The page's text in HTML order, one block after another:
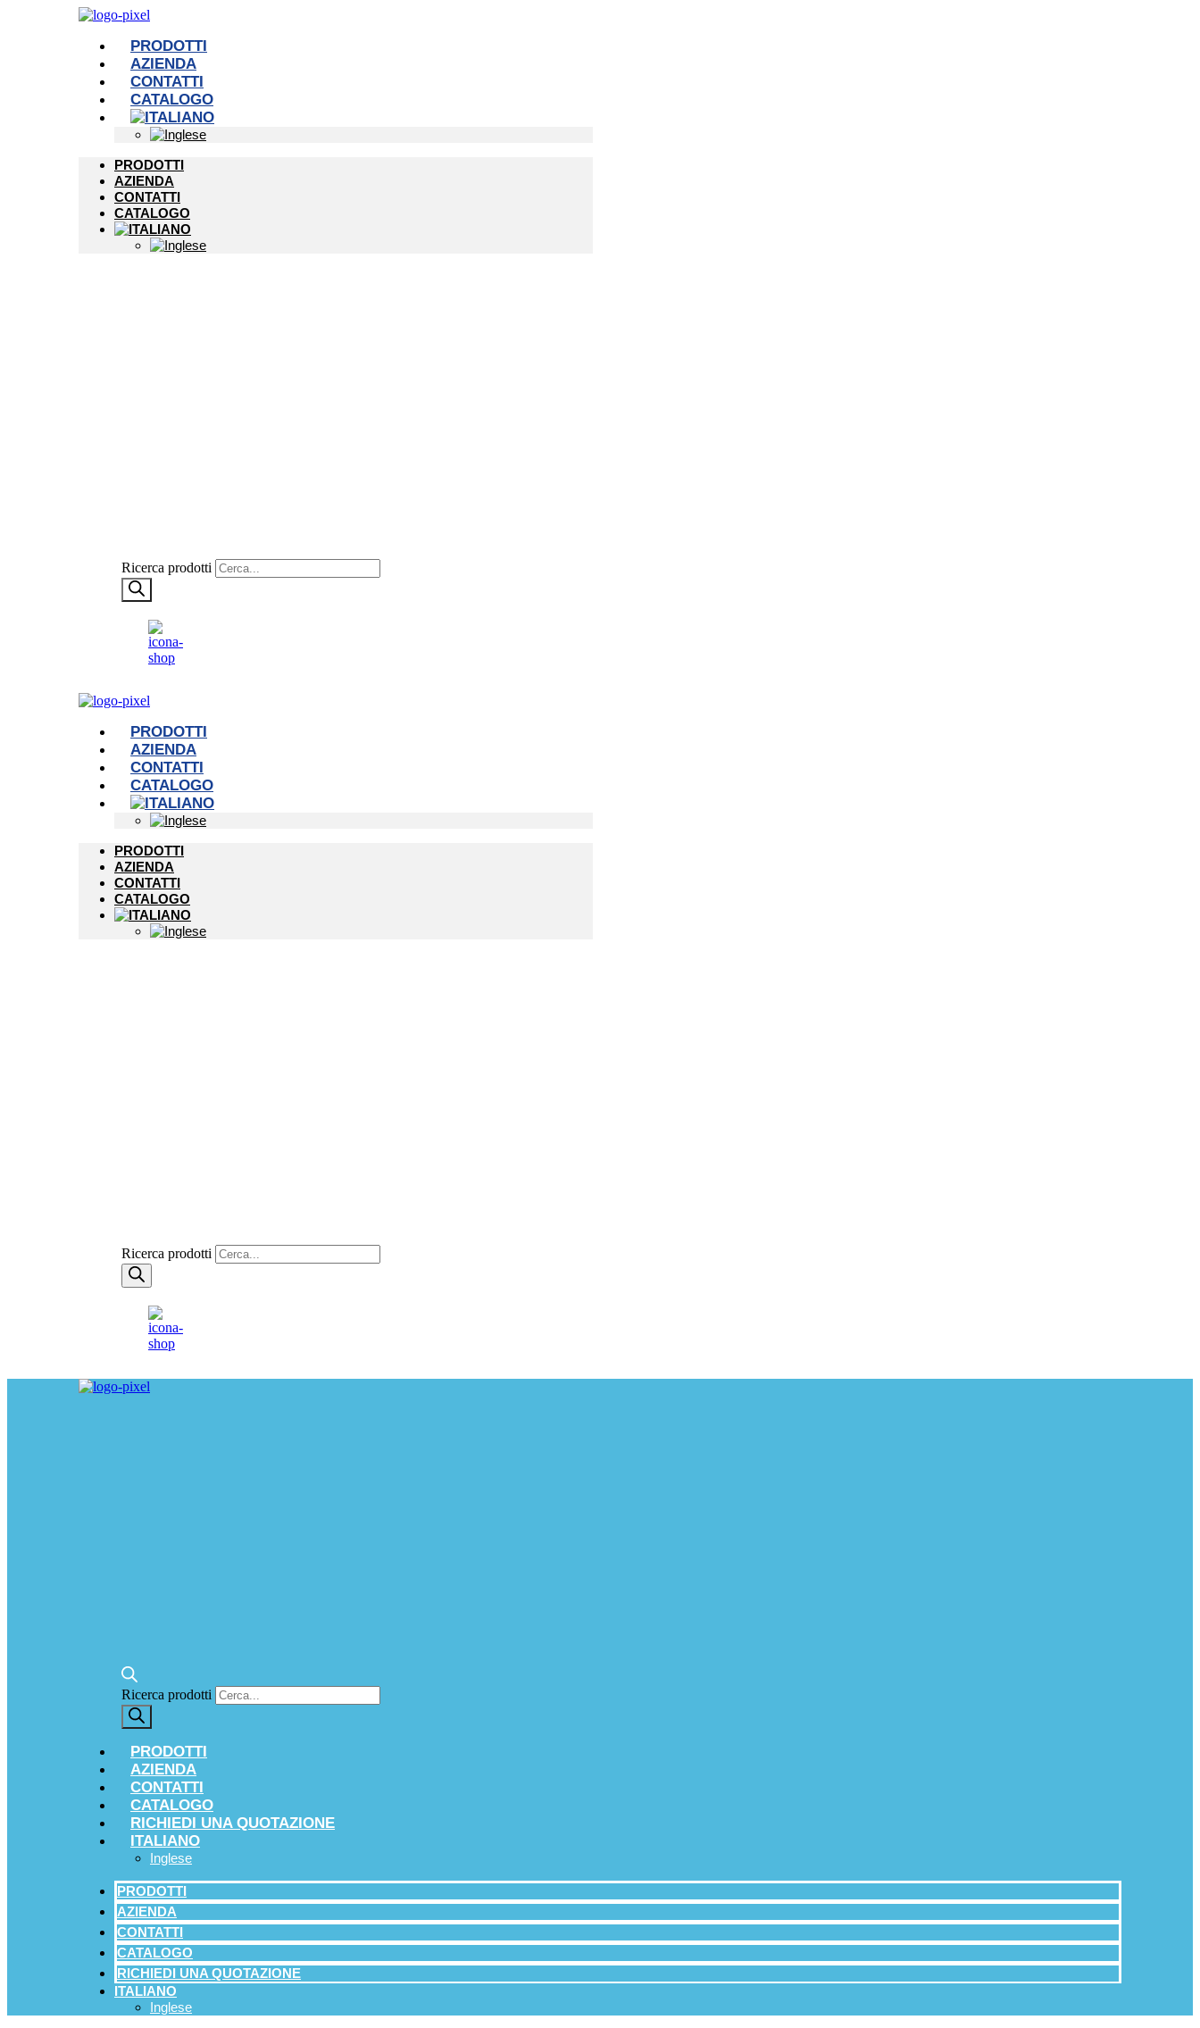
PRODOTTI
AZIENDA
CONTATTI
CATALOGO
PRODOTTI
AZIENDA
CONTATTI
CATALOGO
Ricerca prodotti
PRODOTTI
AZIENDA
CONTATTI
CATALOGO
PRODOTTI
AZIENDA
CONTATTI
CATALOGO
Ricerca prodotti
Ricerca prodotti
PRODOTTI
AZIENDA
CONTATTI
CATALOGO
RICHIEDI UNA QUOTAZIONE
ITALIANO
Inglese
PRODOTTI
AZIENDA
CONTATTI
CATALOGO
RICHIEDI UNA QUOTAZIONE
ITALIANO
Inglese